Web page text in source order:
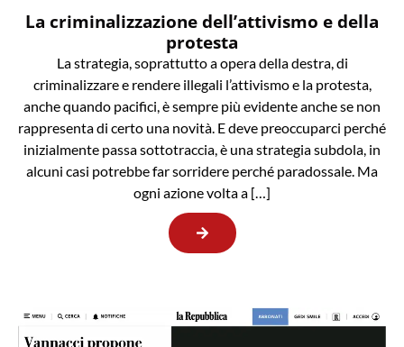
La criminalizzazione dell’attivismo e della
protesta
La strategia, soprattutto a opera della destra, di
criminalizzare e rendere illegali l’attivismo e la protesta,
anche quando pacifici, è sempre più evidente anche se non
rappresenta di certo una novità. E deve preoccuparci perché
inizialmente passa sottotraccia, è una strategia subdola, in
alcuni casi potrebbe far sorridere perché paradossale. Ma
ogni azione volta a […]